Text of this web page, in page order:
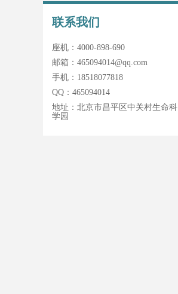
联系我们
座机： 4000-898-690
邮箱： 465094014@qq.com
手机： 18518077818
QQ： 465094014
地址： 北京市昌平区中关村生命科
学园